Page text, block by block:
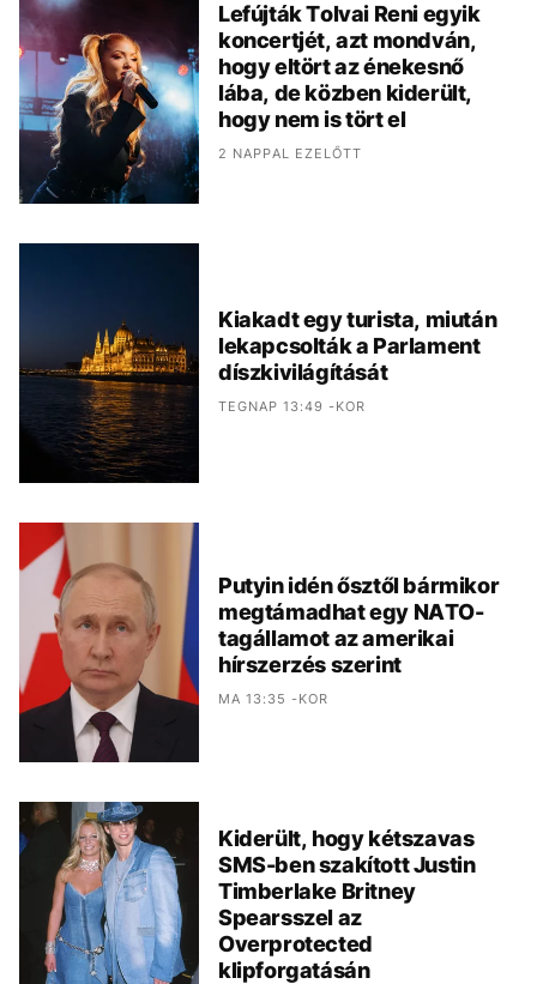
Lefújták Tolvai Reni egyik
koncertjét, azt mondván,
hogy eltört az énekesnő
lába, de közben kiderült,
hogy nem is tört el
2 NAPPAL EZELŐTT
Kiakadt egy turista, miután
lekapcsolták a Parlament
díszkivilágítását
TEGNAP 13:49 -KOR
Putyin idén ősztől bármikor
megtámadhat egy NATO-
tagállamot az amerikai
hírszerzés szerint
MA 13:35 -KOR
Kiderült, hogy kétszavas
SMS-ben szakított Justin
Timberlake Britney
Spearsszel az
Overprotected
klipforgatásán